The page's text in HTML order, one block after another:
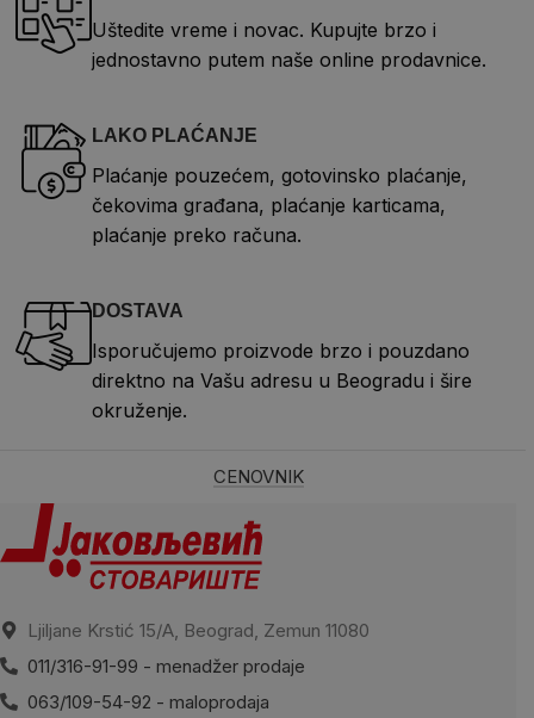
Uštedite vreme i novac. Kupujte brzo i
jednostavno putem naše online prodavnice.
LAKO PLAĆANJE
Plaćanje pouzećem, gotovinsko plaćanje,
čekovima građana, plaćanje karticama,
plaćanje preko računa.
DOSTAVA
Isporučujemo proizvode brzo i pouzdano
direktno na Vašu adresu u Beogradu i šire
okruženje.
CENOVNIK
Ljiljane Krstić 15/A, Beograd, Zemun 11080
011/316-91-99 - menadžer prodaje
063/109-54-92 - maloprodaja